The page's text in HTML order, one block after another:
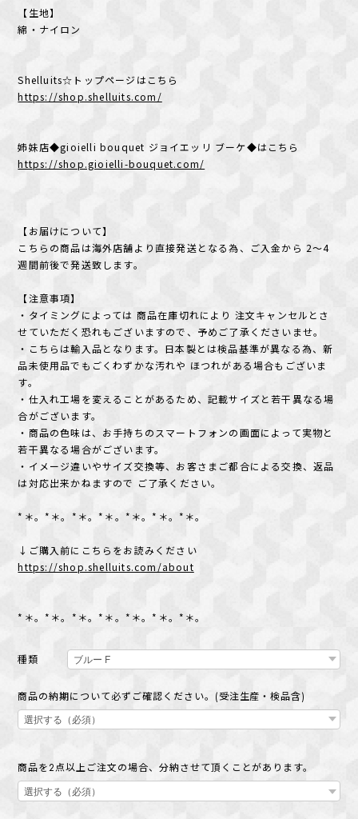
【生地】
綿・ナイロン
Shelluits☆トップページはこちら
https://shop.shelluits.com/
姉妹店◆gioielli bouquet ジョイエッリ ブーケ◆はこちら
https://shop.gioielli-bouquet.com/
【お届けについて】
こちらの商品は海外店舗より直接発送となる為、ご入金から 2～4
週間前後で発送致します。
【注意事項】
・タイミングによっては 商品在庫切れにより 注文キャンセルとさ
せていただく恐れもございますので、予めご了承くださいませ。
・こちらは輸入品となります。日本製とは検品基準が異なる為、新
品未使用品でもごくわずかな汚れや ほつれがある場合もございま
す。
・仕入れ工場を変えることがあるため、記載サイズと若干異なる場
合がございます。
・商品の色味は、お手持ちのスマートフォンの画面によって実物と
若干異なる場合がございます。
・イメージ違いやサイズ交換等、お客さまご都合による交換、返品
は対応出来かねますので ご了承ください。
*＊。*＊。*＊。*＊。*＊。*＊。*＊。
↓ご購入前にこちらをお読みください
https://shop.shelluits.com/about
*＊。*＊。*＊。*＊。*＊。*＊。*＊。
種類
商品の納期について必ずご確認ください。(受注生産・検品含)
商品を2点以上ご注文の場合、分納させて頂くことがあります。